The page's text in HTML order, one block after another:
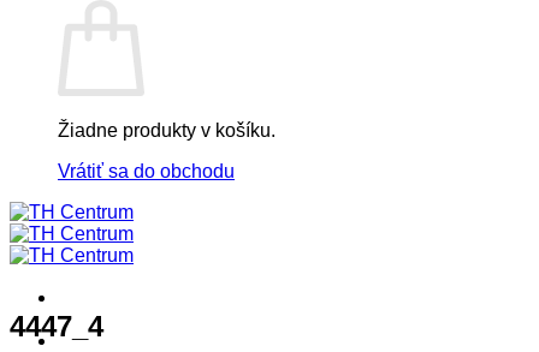
Žiadne produkty v košíku.
Vrátiť sa do obchodu
! ! ! S Ú Ť A Ž ! ! !
4447_4